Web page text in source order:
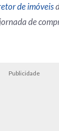
de imóveis
de
Publicidade